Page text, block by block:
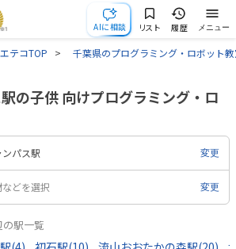
AIに相談 リスト 履歴 メニュー
テコTOP 千葉県のプログラミング・ロボット
の子供 向けプログラミング・ロ
パス駅 変更
どを選択 変更
駅一覧